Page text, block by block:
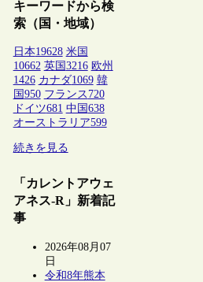
キーワードから検
索（国・地域）
日本19628 米国
10662 英国 3216 欧州
1426 カナダ1069 韓
国 950 フランス 720
ドイツ681 中国 638
オーストラリア599
続きを見る
「カレントアウェ
アネス-R」新着記
事
2026年08月07
日
令和8年熊本